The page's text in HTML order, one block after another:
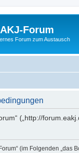
Forum
Forum zum Austausch
(„http://
(im Folgenden